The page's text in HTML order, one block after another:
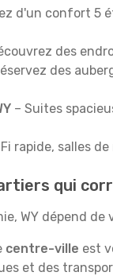
d'un confort 5
des
des
– Suites
rapide, salles
qui
WY dépend
centre-ville est
et des